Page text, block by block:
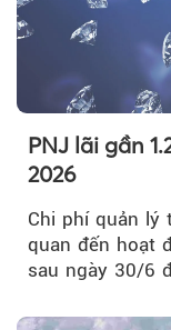
PNJ lãi gần
2026
Chi phí quản lý
quan đến hoạt
sau ngày 30/6